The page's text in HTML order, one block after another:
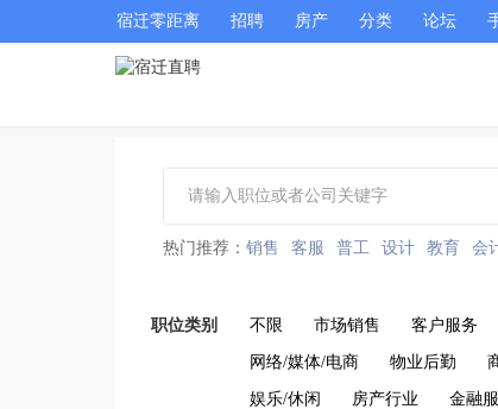
宿迁零距离 招聘 房产 分类 论坛
热门推荐： 销售 客服 普工 设计 教育 会
职位类别 不限 市场销售 客户服务
网络/媒体/电商 物业后勤
娱乐/休闲 房产行业 金融